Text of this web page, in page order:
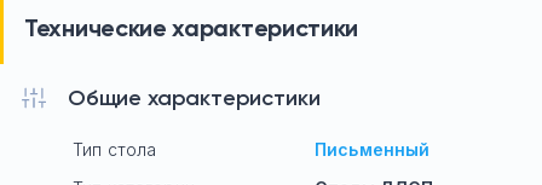
Технические характеристики
Общие характеристики
Тип стола
Письменный